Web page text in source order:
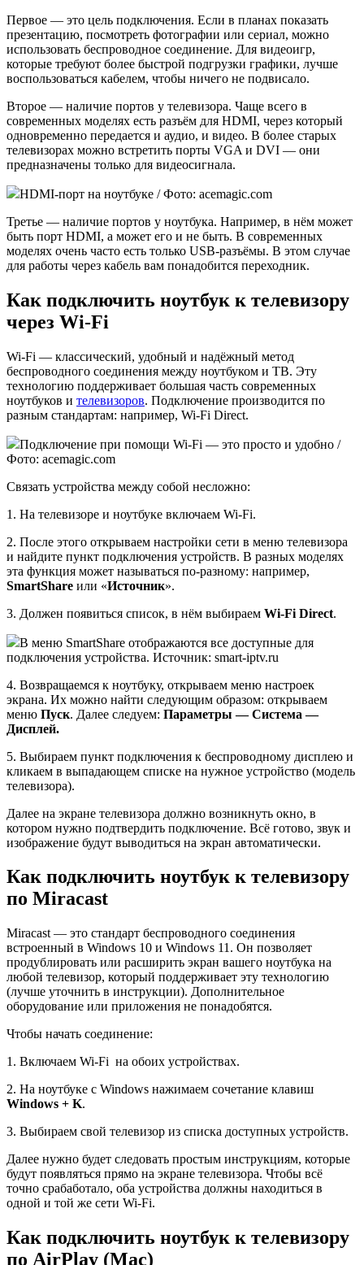
Первое — это цель подключения. Если в планах показать
презентацию, посмотреть фотографии или сериал, можно
использовать беспроводное соединение. Для видеоигр,
которые требуют более быстрой подгрузки графики, лучше
воспользоваться кабелем, чтобы ничего не подвисало.
Второе — наличие портов у телевизора. Чаще всего в
современных моделях есть разъём для HDMI, через который
одновременно передается и аудио, и видео. В более старых
телевизорах можно встретить порты VGA и DVI — они
предназначены только для видеосигнала.
HDMI-порт на ноутбуке / Фото: acemagic.com
Третье — наличие портов у ноутбука. Например, в нём может
быть порт HDMI, а может его и не быть. В современных
моделях очень часто есть только USB-разъёмы. В этом случае
для работы через кабель вам понадобится переходник.
Как подключить ноутбук к телевизору
через Wi-Fi
Wi-Fi — классический, удобный и надёжный метод
беспроводного соединения между ноутбуком и ТВ. Эту
технологию поддерживает большая часть современных
ноутбуков и телевизоров. Подключение производится по
разным стандартам: например, Wi-Fi Direct.
Подключение при помощи Wi-Fi — это просто и удобно /
Фото: acemagic.com
Связать устройства между собой несложно:
1. На телевизоре и ноутбуке включаем Wi-Fi.
2. После этого открываем настройки сети в меню телевизора
и найдите пункт подключения устройств. В разных моделях
эта функция может называться по-разному: например,
SmartShare или «Источник».
3. Должен появиться список, в нём выбираем Wi-Fi Direct.
В меню SmartShare отображаются все доступные для
подключения устройства. Источник: smart-iptv.ru
4. Возвращаемся к ноутбуку, открываем меню настроек
экрана. Их можно найти следующим образом: открываем
меню Пуск. Далее следуем: Параметры — Система —
Дисплей.
5. Выбираем пункт подключения к беспроводному дисплею и
кликаем в выпадающем списке на нужное устройство (модель
телевизора).
Далее на экране телевизора должно возникнуть окно, в
котором нужно подтвердить подключение. Всё готово, звук и
изображение будут выводиться на экран автоматически.
Как подключить ноутбук к телевизору
по Miracast
Miracast — это стандарт беспроводного соединения
встроенный в Windows 10 и Windows 11. Он позволяет
продублировать или расширить экран вашего ноутбука на
любой телевизор, который поддерживает эту технологию
(лучше уточнить в инструкции). Дополнительное
оборудование или приложения не понадобятся.
Чтобы начать соединение:
1. Включаем Wi-Fi на обоих устройствах.
2. На ноутбуке с Windows нажимаем сочетание клавиш
Windows + K.
3. Выбираем свой телевизор из списка доступных устройств.
Далее нужно будет следовать простым инструкциям, которые
будут появляться прямо на экране телевизора. Чтобы всё
точно срабаботало, оба устройства должны находиться в
одной и той же сети Wi-Fi.
Как подключить ноутбук к телевизору
по AirPlay (Mac)